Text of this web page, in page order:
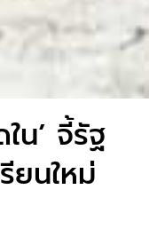
น’ จี้รัฐ
ยนใหม่